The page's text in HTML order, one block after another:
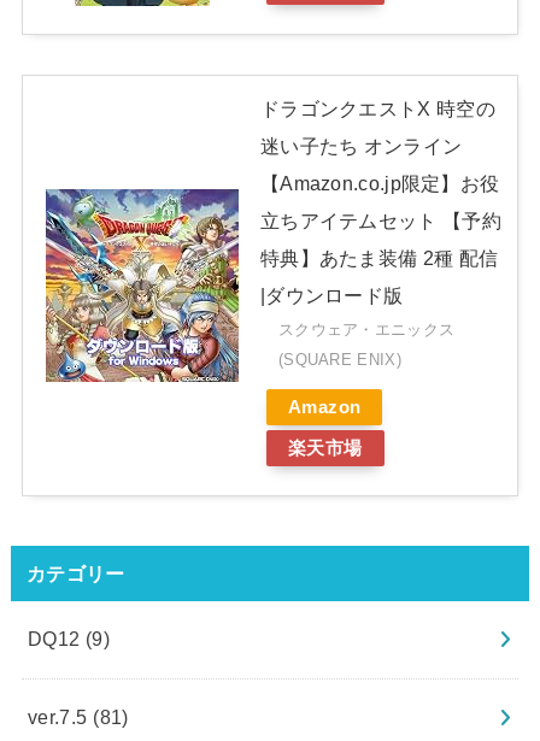
ドラゴンクエストX 時空の
迷い子たち オンライン
【Amazon.co.jp限定】お役
立ちアイテムセット 【予約
特典】あたま装備 2種 配信
|ダウンロード版
スクウェア・エニックス
(SQUARE ENIX)
Amazon
楽天市場
カテゴリー
DQ12 (9)
ver.7.5 (81)